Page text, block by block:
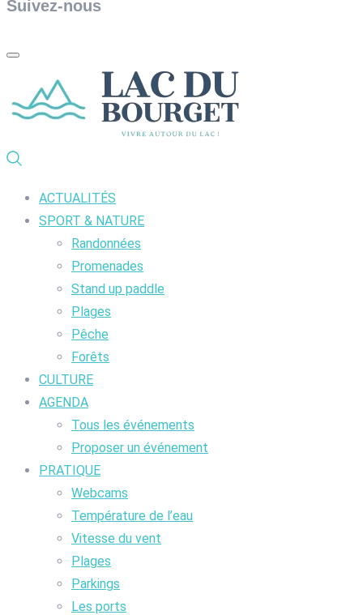
Suivez-nous
ACTUALITÉS
SPORT & NATURE
Randonnées
Promenades
Stand up paddle
Plages
Pêche
Forêts
CULTURE
AGENDA
Tous les événements
Proposer un événement
PRATIQUE
Webcams
Température de l’eau
Vitesse du vent
Plages
Parkings
Les ports